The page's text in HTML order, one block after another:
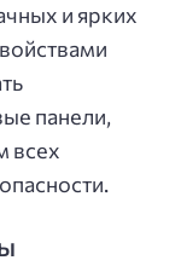
и ярких
панели,
всех